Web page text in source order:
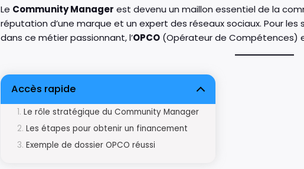
Le Community Manager est devenu un maillon essentiel de la
réputation d’une marque et un expert des réseaux sociaux. Pour
dans ce métier passionnant, l’OPCO (Opérateur de Compétences)
Accès rapide
Le rôle stratégique du Community Manager
Les étapes pour obtenir un financement
Exemple de dossier OPCO réussi